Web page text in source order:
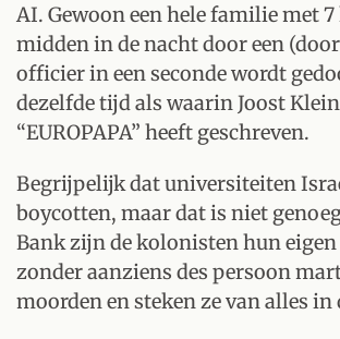
AI. Gewoon een hele familie met
midden in de nacht door een
officier in een seconde wordt
dezelfde tijd als waarin Joost
“EUROPAPA” heeft geschreven.
Begrijpelijk dat universiteiten
boycotten, maar dat is niet
Bank zijn de kolonisten hun
zonder aanziens des persoon
moorden en steken ze van alles in